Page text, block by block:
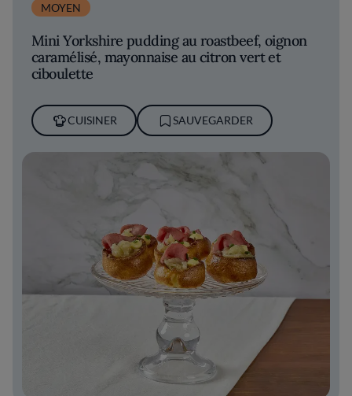
MOYEN
Mini Yorkshire pudding au roastbeef, oignon
caramélisé, mayonnaise au citron vert et
ciboulette
CUISINER SAUVEGARDER